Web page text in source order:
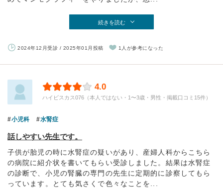
続きを読む
2024年12月受診 / 2025年01月投稿 1人が参考になった
4.0
ハイビスカス076（本人ではない・1〜3歳・男性・掲載口コミ15件）
小児科 水腎症
話しやすい先生です。
子供が胎児の時に水腎症の疑いがあり、産婦人科からこちら
の病院に紹介状を書いてもらい受診しました。結果は水腎症
の診断で、小児の腎臓の専門の先生に定期的に診察してもら
っています。とても気さくで色々なことを...